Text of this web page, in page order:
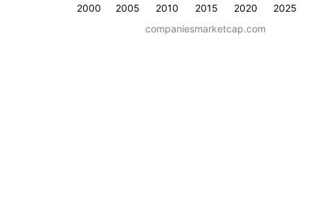
2000 2005 2010 2015 2020 2025
companiesmarketcap.com